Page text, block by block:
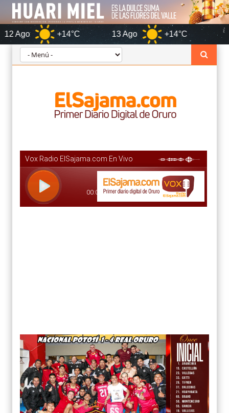
+14°C 13 Ago +14°C